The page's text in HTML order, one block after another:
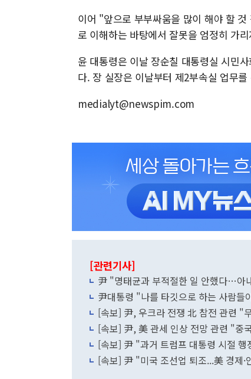
이어 "앞으로 부부싸움을 많이 해야 할
로 이해하는 바탕에서 잘못을 엄정히 가
윤 대통령은 이날 장순칠 대통령실 시민
다. 장 실장은 이날부터 제2부속실 업무를
medialyt@newspim.com
[관련기사]
尹 "명태균과 부적절한 일 안했다…아
尹대통령 "나를 타깃으로 하는 사람들
[속보] 尹, 우크라 전쟁 北 참전 관련 "
[속보] 尹, 美 관세 인상 전망 관련 "중
[속보] 尹 "과거 트럼프 대통령 시절
[속보] 尹 "미국 조선업 퇴조...美 경제·